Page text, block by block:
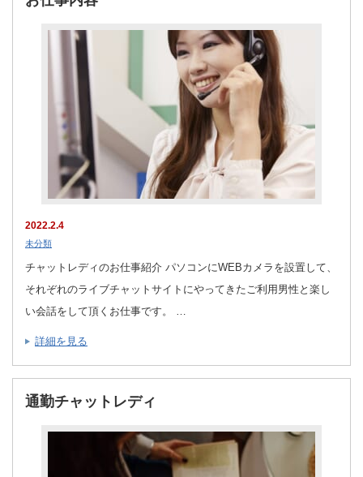
2022.2.4
未分類
チャットレディのお仕事紹介 パソコンにWEBカメラを設置して、
それぞれのライブチャットサイトにやってきたご利用男性と楽し
い会話をして頂くお仕事です。 …
詳細を見る
通勤チャットレディ